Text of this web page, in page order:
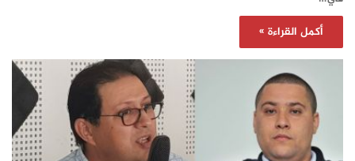
أكمل القراءة »